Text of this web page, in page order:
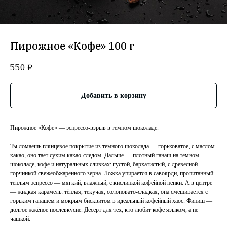
Пирожное «Кофе» 100 г
550 ₽
Добавить в корзину
Пирожное «Кофе» — эспрессо-взрыв в темном шоколаде.
Ты ломаешь глянцевое покрытие из темного шоколада — горьковатое, с маслом
какао, оно тает сухим какао-следом. Дальше — плотный ганаш на темном
шоколаде, кофе и натуральных сливках: густой, бархатистый, с древесной
горчинкой свежеобжаренного зерна. Ложка упирается в савоярди, пропитанный
теплым эспрессо — мягкий, влажный, с кислинкой кофейной пенки. А в центре
— жидкая карамель: тёплая, текучая, солоновато-сладкая, она смешивается с
горьким ганашем и мокрым бисквитом в идеальный кофейный хаос. Финиш —
долгое жжёное послевкусие. Десерт для тех, кто любит кофе языком, а не
чашкой.